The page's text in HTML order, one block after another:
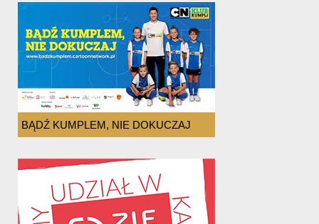
BĄDŹ KUMPLEM, NIE DOKUCZAJ